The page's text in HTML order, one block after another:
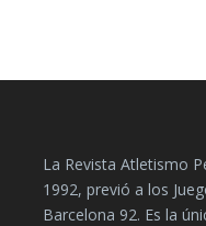
La Revista Atletismo
1992, previó a los
Barcelona 92. Es la